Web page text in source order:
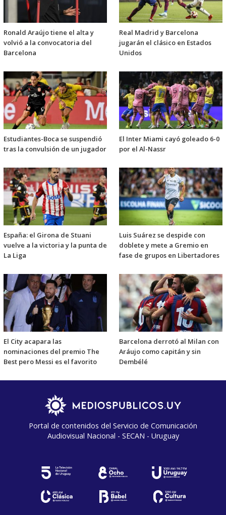
Ronald Araújo tiene el alta y
volvió a la convocatoria del
Barcelona
Real Madrid y Barcelona
jugarán el clásico en Estados
Unidos
Estudiantes-Boca se suspendió
tras la convulsión de un jugador
El Inter Miami cayó goleado 6-0
por el Al-Nassr
España: el Girona de Stuani
vuelve a la victoria y la punta de
La Liga
Luis Suárez se despide con
doblete y mete a Gremio en
fase de grupos en Libertadores
El City acapara las
nominaciones del premio The
Best pero Messi es el favorito
Barcelona derrotó al Milan con
Aráujo como capitán y sin
Dembélé
Portal de contenidos del Servicio de Comunicación
Audiovisual Nacional - SECAN - Uruguay